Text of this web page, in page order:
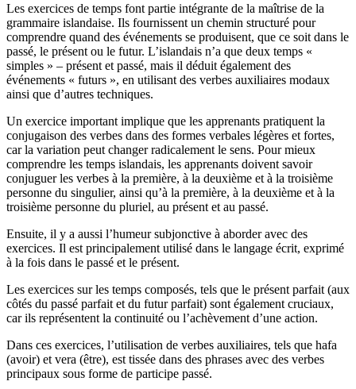
Les exercices de temps font partie intégrante de la maîtrise de la
grammaire islandaise. Ils fournissent un chemin structuré pour
comprendre quand des événements se produisent, que ce soit dans le
passé, le présent ou le futur. L’islandais n’a que deux temps «
simples » – présent et passé, mais il déduit également des
événements « futurs », en utilisant des verbes auxiliaires modaux
ainsi que d’autres techniques.
Un exercice important implique que les apprenants pratiquent la
conjugaison des verbes dans des formes verbales légères et fortes,
car la variation peut changer radicalement le sens. Pour mieux
comprendre les temps islandais, les apprenants doivent savoir
conjuguer les verbes à la première, à la deuxième et à la troisième
personne du singulier, ainsi qu’à la première, à la deuxième et à la
troisième personne du pluriel, au présent et au passé.
Ensuite, il y a aussi l’humeur subjonctive à aborder avec des
exercices. Il est principalement utilisé dans le langage écrit, exprimé
à la fois dans le passé et le présent.
Les exercices sur les temps composés, tels que le présent parfait (aux
côtés du passé parfait et du futur parfait) sont également cruciaux,
car ils représentent la continuité ou l’achèvement d’une action.
Dans ces exercices, l’utilisation de verbes auxiliaires, tels que hafa
(avoir) et vera (être), est tissée dans des phrases avec des verbes
principaux sous forme de participe passé.